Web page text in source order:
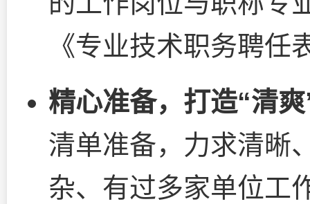
《专业技术职务聘任
精心准备，打造“清
清单准备，力求清晰
杂、有过多家单位工